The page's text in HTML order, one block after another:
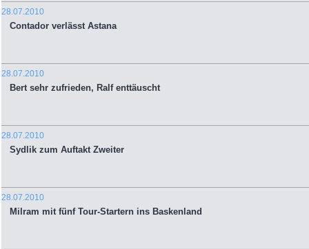
28.07.2010
Contador verlässt Astana
28.07.2010
Bert sehr zufrieden, Ralf enttäuscht
28.07.2010
Sydlik zum Auftakt Zweiter
28.07.2010
Milram mit fünf Tour-Startern ins Baskenland